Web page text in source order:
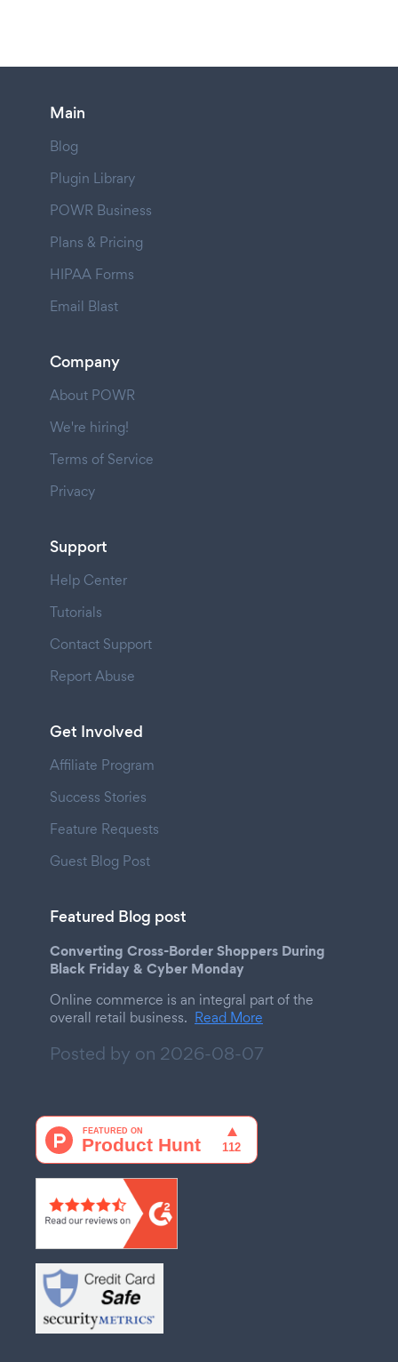
Main
Blog
Plugin Library
POWR Business
Plans & Pricing
HIPAA Forms
Email Blast
Company
About POWR
We're hiring!
Terms of Service
Privacy
Support
Help Center
Tutorials
Contact Support
Report Abuse
Get Involved
Affiliate Program
Success Stories
Feature Requests
Guest Blog Post
Featured Blog post
Converting Cross-Border Shoppers During
Black Friday & Cyber Monday
Online commerce is an integral part of the
overall retail business. Read More
Posted by on 2026-08-07